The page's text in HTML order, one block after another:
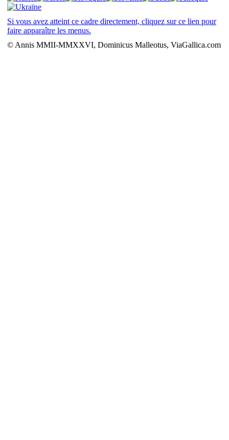
Si vous avez atteint ce cadre directement, cliquez sur ce lien pour
faire apparaître les menus.
© Annis MMII-MMXXVI, Dominicus Malleotus, ViaGallica.com